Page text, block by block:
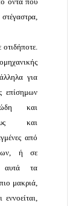
όντα που
οτιδήποτε.
για
επίσημων
και
και
από
ή σε
αυτά τα
μακριά,